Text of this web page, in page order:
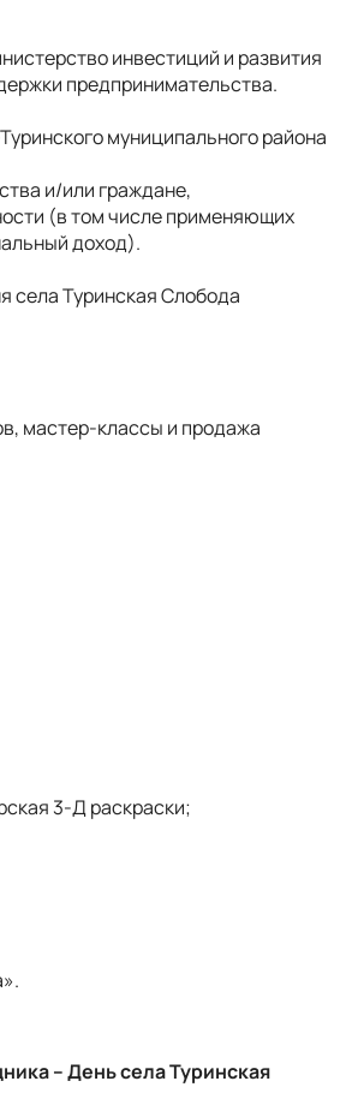
инвестиций и развития
предпринимательства.
муниципального района
и/или граждане,
(в том числе применяющих
доход).
села Туринская Слобода
мастер-классы и продажа
3-Д раскраски;
– День села Туринская